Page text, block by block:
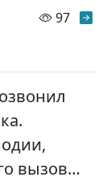
97
вызов…